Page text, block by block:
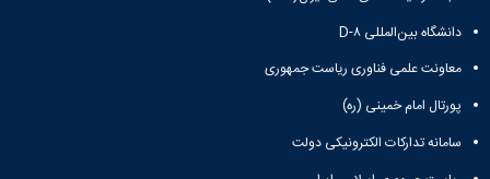
اجتماعی
حمایت
و
پشتیبانی
فرهنگی
نام
انجمن
های
افتخارات
کسب
شده
سینا
جشنواره
فرهنگی
و
"
اخبار
تشکل
های
اخبار
کانون
های
دانشگاه بین‌المللی D-۸
معاونت علمی فناوری ریاست جمهوری
پورتال امام خمینی (ره)
سامانه تدارکات الکترونیکی دولت